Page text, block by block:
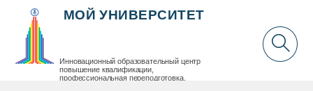
МОЙ УНИВЕРСИТЕТ
Инновационный образовательный центр
повышение квалификации,
профессиональная переподготовка,